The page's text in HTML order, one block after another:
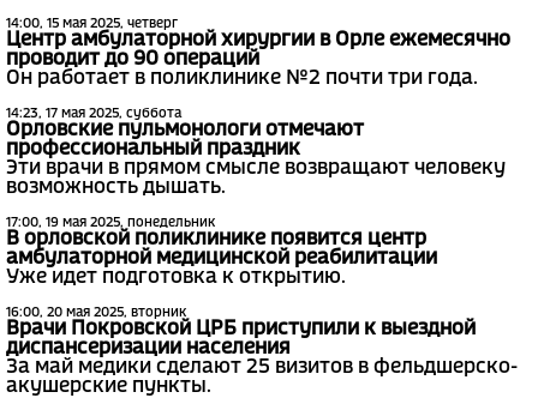
14:00, 15 мая 2025, четверг
Центр амбулаторной хирургии в Орле ежемесячно
проводит до 90 операций
Он работает в поликлинике №2 почти три года.
14:23, 17 мая 2025, суббота
Орловские пульмонологи отмечают
профессиональный праздник
Эти врачи в прямом смысле возвращают человеку
возможность дышать.
17:00, 19 мая 2025, понедельник
В орловской поликлинике появится центр
амбулаторной медицинской реабилитации
Уже идет подготовка к открытию.
16:00, 20 мая 2025, вторник
Врачи Покровской ЦРБ приступили к выездной
диспансеризации населения
За май медики сделают 25 визитов в фельдшерско-
акушерские пункты.